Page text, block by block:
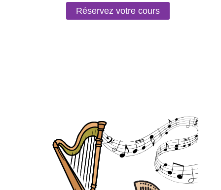
Réservez votre cours